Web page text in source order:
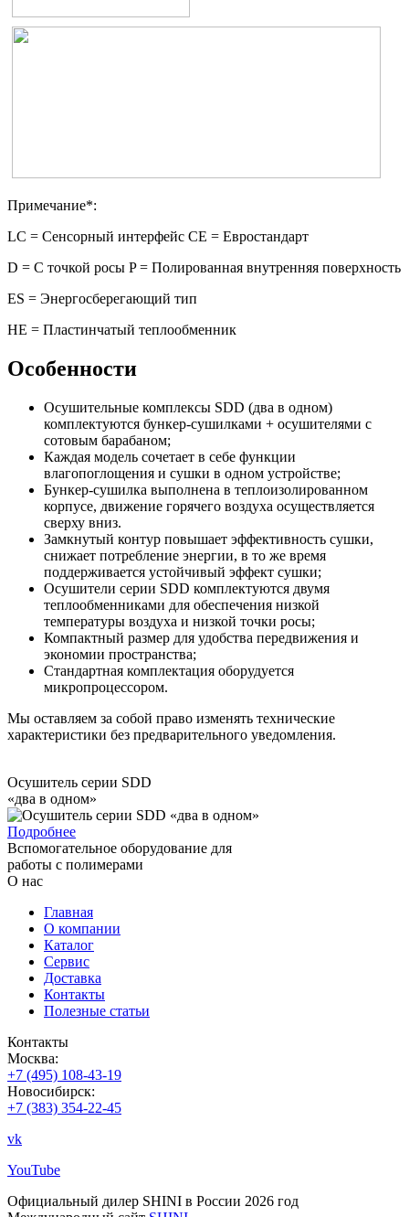
Примечание*:
LC = Сенсорный интерфейс СE = Евростандарт
D = С точкой росы P = Полированная внутренняя поверхность
ES = Энергосберегающий тип
HE = Пластинчатый теплообменник
Особенности
Осушительные комплексы SDD (два в одном)
комплектуются бункер-сушилками + осушителями с
сотовым барабаном;
Каждая модель сочетает в себе функции
влагопоглощения и сушки в одном устройстве;
Бункер-сушилка выполнена в теплоизолированном
корпусе, движение горячего воздуха осуществляется
сверху вниз.
Замкнутый контур повышает эффективность сушки,
снижает потребление энергии, в то же время
поддерживается устойчивый эффект сушки;
Осушители серии SDD комплектуются двумя
теплообменниками для обеспечения низкой
температуры воздуха и низкой точки росы;
Компактный размер для удобства передвижения и
экономии пространства;
Стандартная комплектация оборудуется
микропроцессором.
Мы оставляем за собой право изменять технические
характеристики без предварительного уведомления.
Осушитель серии SDD
«два в одном»
Подробнее
Вспомогательное оборудование для
работы с полимерами
О нас
Главная
О компании
Каталог
Сервис
Доставка
Контакты
Полезные статьи
Контакты
Москва:
+7 (495) 108-43-19
Новосибирск:
+7 (383) 354-22-45
vk
YouTube
Официальный дилер SHINI в России 2026 год